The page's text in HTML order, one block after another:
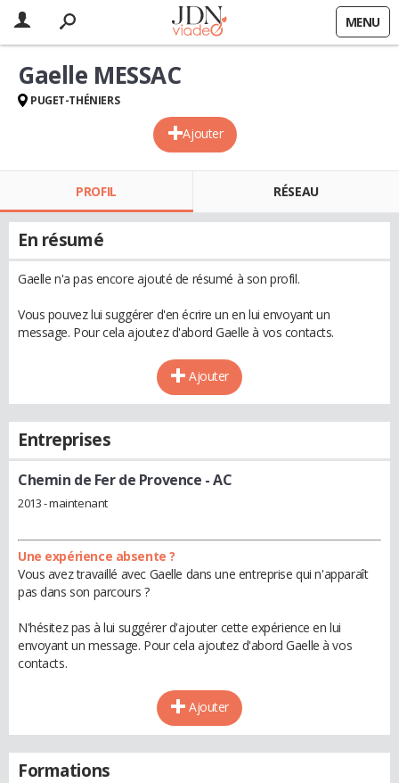
MENU
Ajouter
Gaelle MESSAC
PUGET-THÉNIERS
PROFIL RÉSEAU
En résumé
Gaelle n'a pas encore ajouté de résumé à son profil.
Vous pouvez lui suggérer d'en écrire un en lui envoyant un
message. Pour cela ajoutez d'abord Gaelle à vos contacts.
Ajouter
Entreprises
Chemin de Fer de Provence - AC
2013 - maintenant
Une expérience absente ?
Vous avez travaillé avec Gaelle dans une entreprise qui n'apparaît
pas dans son parcours ?
N'hésitez pas à lui suggérer d'ajouter cette expérience en lui
envoyant un message. Pour cela ajoutez d'abord Gaelle à vos
contacts.
Ajouter
Formations